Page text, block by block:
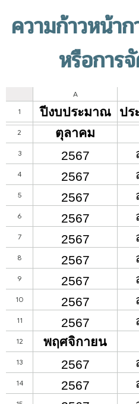
ความก้าวหน้า
หรือการ